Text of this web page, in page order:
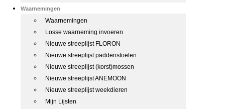
Waarnemingen
Waarnemingen
Losse waarneming invoeren
Nieuwe streeplijst FLORON
Nieuwe streeplijst paddenstoelen
Nieuwe streeplijst (korst)mossen
Nieuwe streeplijst ANEMOON
Nieuwe streeplijst weekdieren
Mijn Lijsten